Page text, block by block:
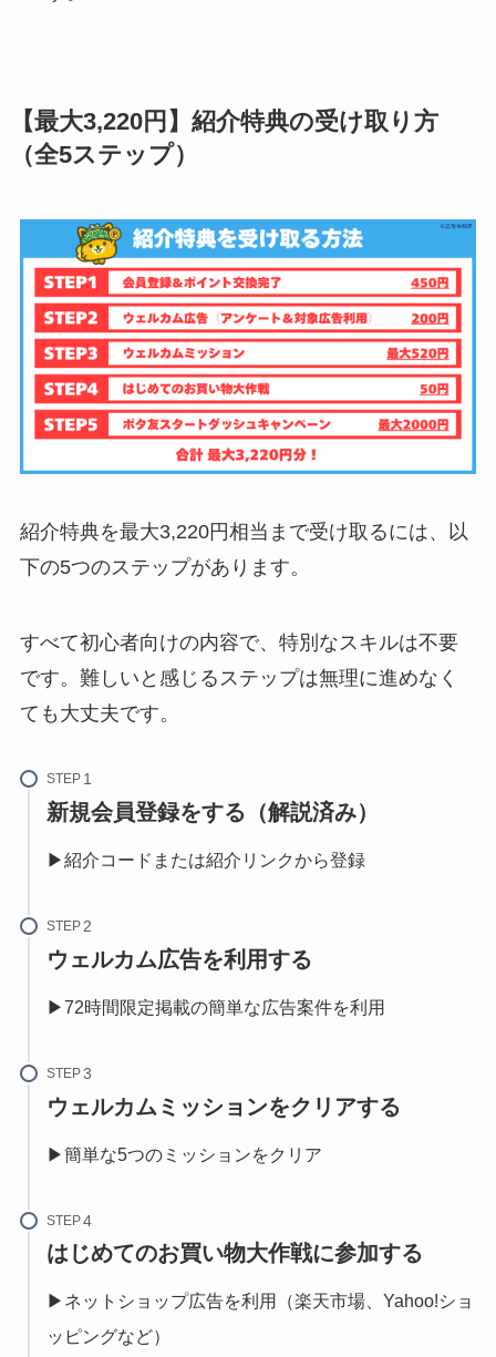
【最大3,220円】紹介特典の受け取り方
（全5ステップ）
紹介特典を最大3,220円相当まで受け取るには、以
下の5つのステップがあります。
すべて初心者向けの内容で、特別なスキルは不要
です。難しいと感じるステップは無理に進めなく
ても大丈夫です。
STEP
新規会員登録をする（解説済み）
▶紹介コードまたは紹介リンクから登録
STEP
ウェルカム広告を利用する
▶72時間限定掲載の簡単な広告案件を利用
STEP
ウェルカムミッションをクリアする
▶簡単な5つのミッションをクリア
STEP
はじめてのお買い物大作戦に参加する
▶ネットショップ広告を利用（楽天市場、Yahoo!ショ
ッピングなど）